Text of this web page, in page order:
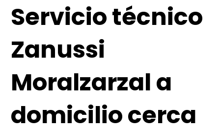
Servicio técnico
Zanussi
Moralzarzal a
domicilio cerca